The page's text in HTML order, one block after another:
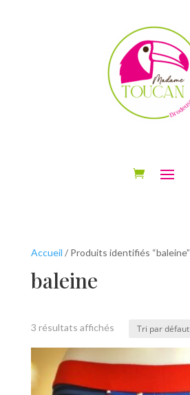
Accueil / Produits identifiés “baleine”
baleine
3 résultats affichés